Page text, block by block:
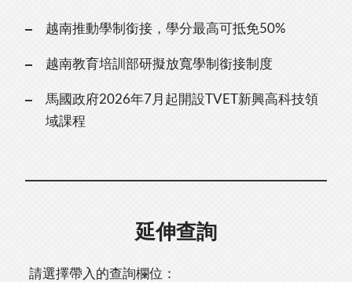
越南推動學制銜接，學分最高可抵免50%
越南教育培訓部研擬放寬學制銜接制度
馬國政府2026年7月起開設TVET新興高科技領
域課程
延伸查詢
請選擇帶入的查詢欄位：